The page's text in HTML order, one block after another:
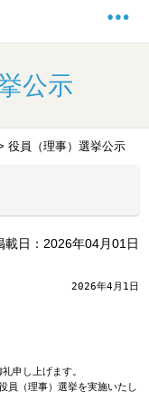
公示
役員（理事）選挙公示
載日：2026年04月01日
2026年4月1日
申し上げます。
員（理事）選挙を実施いたし